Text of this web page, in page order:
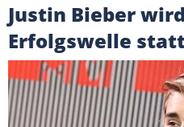
Justin Bieber
Erfolgswelle